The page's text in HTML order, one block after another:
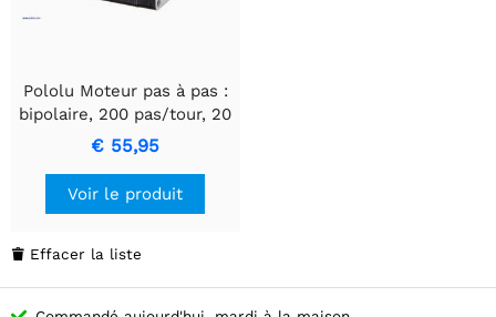
Pololu Moteur pas à pas :
bipolaire, 200 pas/tour, 20
× 30 mm, 3,9 V, 0,6
A/phase
€ 55,95
Voir le produit
 Effacer la liste